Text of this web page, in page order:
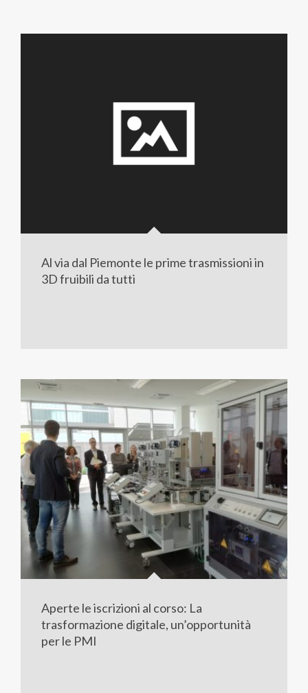
Al via dal Piemonte le prime trasmissioni in
3D fruibili da tutti
Aperte le iscrizioni al corso: La
trasformazione digitale, un’opportunità
per le PMI